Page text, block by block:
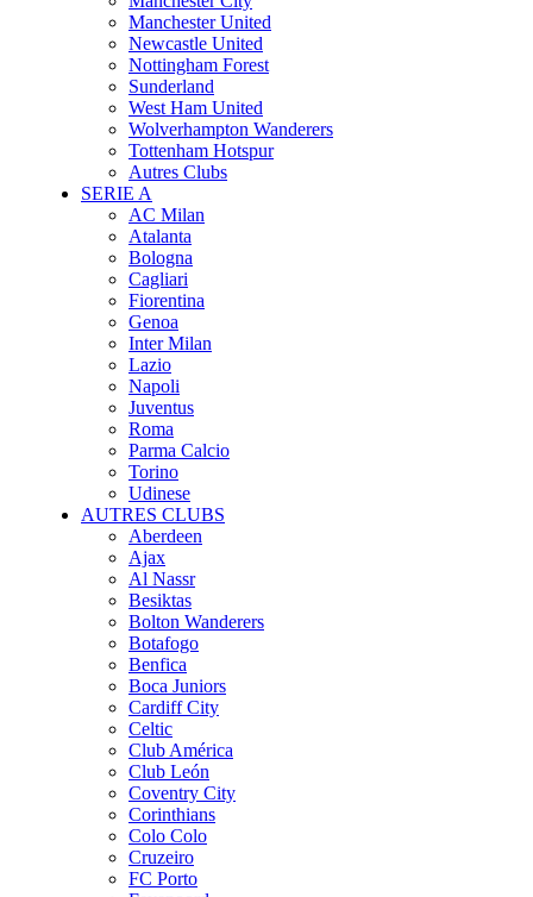
Manchester United
Newcastle United
Nottingham Forest
Sunderland
West Ham United
Wolverhampton Wanderers
Tottenham Hotspur
Autres Clubs
SERIE A
AC Milan
Atalanta
Bologna
Cagliari
Fiorentina
Genoa
Inter Milan
Lazio
Napoli
Juventus
Roma
Parma Calcio
Torino
Udinese
AUTRES CLUBS
Aberdeen
Ajax
Al Nassr
Besiktas
Bolton Wanderers
Botafogo
Benfica
Boca Juniors
Cardiff City
Celtic
Club América
Club León
Coventry City
Corinthians
Colo Colo
Cruzeiro
FC Porto